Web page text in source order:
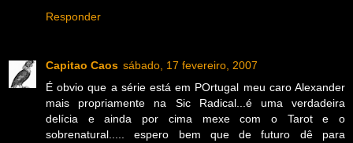
Responder
Capitao Caos sábado, 17 fevereiro, 2007
É obvio que a série está em POrtugal meu caro Alexander
mais propriamente na Sic Radical...é uma verdadeira
delícia e ainda por cima mexe com o Tarot e o
sobrenatural..... espero bem que de futuro dê para